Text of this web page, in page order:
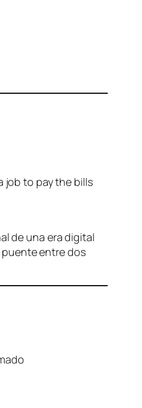
job to pay the bills
de una era digital
puente entre dos